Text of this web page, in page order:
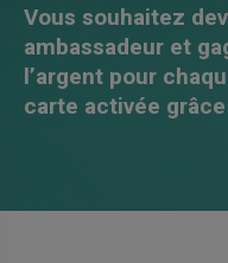
Vous souhaitez
ambassadeur et
l’argent pour
carte activée